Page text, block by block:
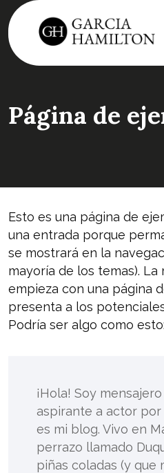
Página de
Esto es una página de
una entrada porque
se mostrará en la
mayoría de los temas).
empieza con una página
presenta a los
Podría ser algo como esto:
¡Hola! Soy
aspirante a actor
es mi blog. Vivo en
perrazo llamado
piñas coladas (y que